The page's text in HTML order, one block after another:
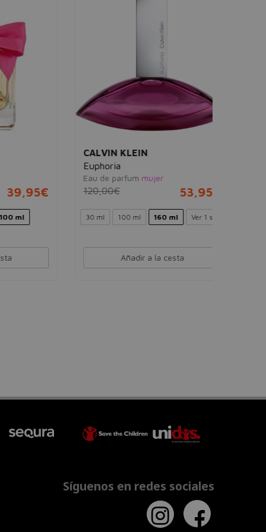
CALVIN KLEIN
Euphoria
Eau de parfum mujer
120,00€ 53,95€
100 ml 160 ml Ver 1 set
Añadir a la cesta
Síguenos en redes sociales